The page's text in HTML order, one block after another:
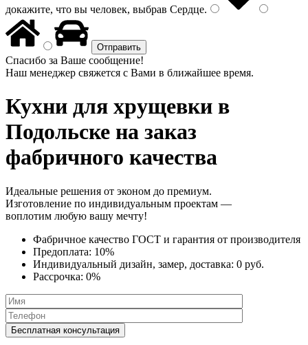
докажите, что вы человек, выбрав Сердце.
Спасибо за Ваше сообщение!
Наш менеджер свяжется с Вами в ближайшее время.
Кухни для хрущевки в
Подольске на заказ
фабричного качества
Идеальные решения от эконом до премиум.
Изготовление по индивидуальным проектам —
воплотим любую вашу мечту!
Фабричное качество ГОСТ и гарантия от производителя
Предоплата: 10%
Индивидуальный дизайн, замер, доставка: 0 руб.
Рассрочка: 0%